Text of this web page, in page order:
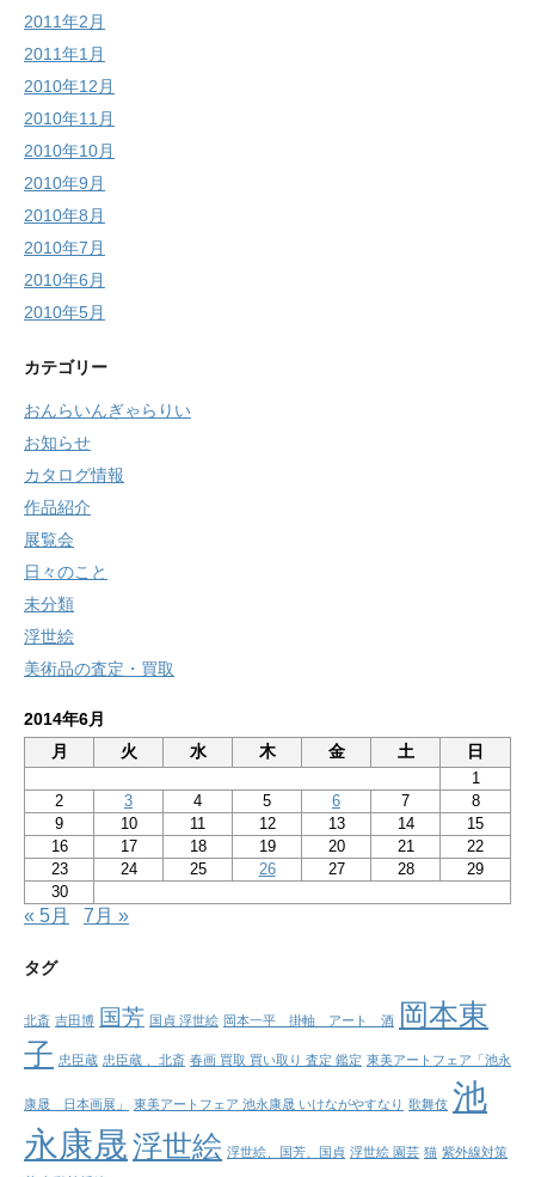
2011年2月
2011年1月
2010年12月
2010年11月
2010年10月
2010年9月
2010年8月
2010年7月
2010年6月
2010年5月
カテゴリー
おんらいんぎゃらりい
お知らせ
カタログ情報
作品紹介
展覧会
日々のこと
未分類
浮世絵
美術品の査定・買取
2014年6月
月
火 水 木 金 土 日
1
2
3 4 5 6 7
8
9
10 11 12 13 14
15
16
17 18 19 20 21
22
23
24 25 26 27 28
29
30
« 5月 7月 »
タグ
北斎 吉田博 国芳 国貞 浮世絵 岡本一平 掛軸 アート 酒
岡本東
子 忠臣蔵 忠臣蔵 、北斎 春画 買取 買い取り 査定 鑑定 東美アートフェア「池永
康晟 日本画展」 東美アートフェア 池永康晟 いけながやすなり 歌舞伎 池
永康晟浮世絵 浮世絵、国芳、国貞 浮世絵 園芸 猫 紫外線対策